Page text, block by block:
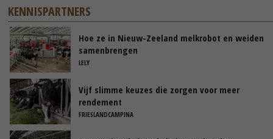
KENNISPARTNERS
Hoe ze in Nieuw-Zeeland melkrobot en weiden
samenbrengen
LELY
Vijf slimme keuzes die zorgen voor meer
rendement
FRIESLANDCAMPINA